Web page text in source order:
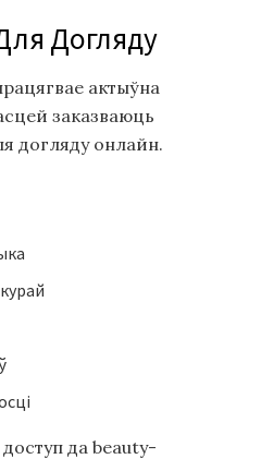
Догляду
актыўна
заказваюць
догляду онлайн.
да beauty-